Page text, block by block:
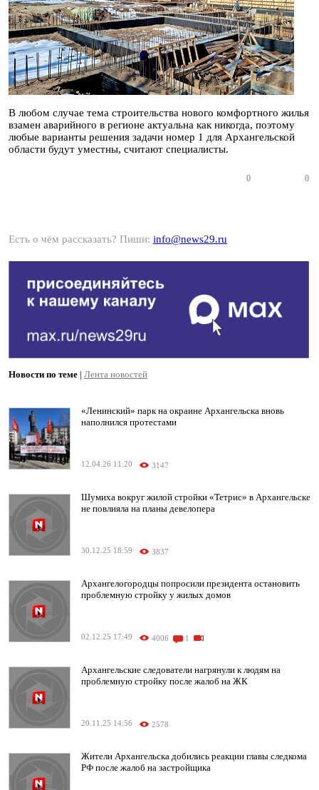
В любом случае тема строительства нового комфортного жилья
взамен аварийного в регионе актуальна как никогда, поэтому
любые варианты решения задачи номер 1 для Архангельской
области будут уместны, считают специалисты.
0 0
Есть о чём рассказать? Пиши: info@news29.ru
Новости по теме | Лента новостей
«Ленинский» парк на окраине Архангельска вновь
наполнился протестами
12.04.26 11:20 3147
Шумиха вокруг жилой стройки «Тетрис» в Архангельске
не повлияла на планы девелопера
30.12.25 18:59 3837
Архангелогородцы попросили президента остановить
проблемную стройку у жилых домов
02.12.25 17:49 4006 1
Архангельские следователи нагрянули к людям на
проблемную стройку после жалоб на ЖК
20.11.25 14:56 2578
Жители Архангельска добились реакции главы следкома
РФ после жалоб на застройщика